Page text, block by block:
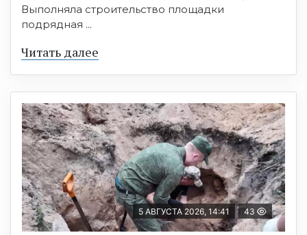
Выполняла строительство площадки
подрядная ...
Читать далее
5 АВГУСТА 2026, 14:41 43